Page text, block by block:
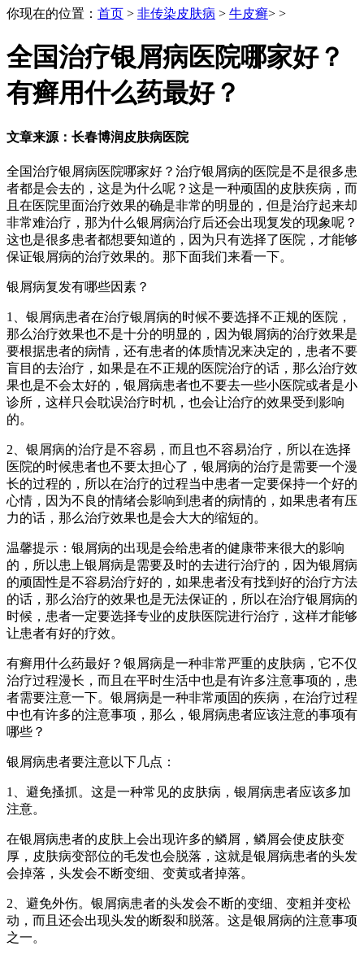
你现在的位置： 首页 > 非传染皮肤病 > 牛皮癣> >
全国治疗银屑病医院哪家好？
有癣用什么药最好？
文章来源：长春博润皮肤病医院
全国治疗银屑病医院哪家好？治疗银屑病的医院是不是很多患
者都是会去的，这是为什么呢？这是一种顽固的皮肤疾病，而
且在医院里面治疗效果的确是非常的明显的，但是治疗起来却
非常难治疗，那为什么银屑病治疗后还会出现复发的现象呢？
这也是很多患者都想要知道的，因为只有选择了医院，才能够
保证银屑病的治疗效果的。那下面我们来看一下。
银屑病复发有哪些因素？
1、银屑病患者在治疗银屑病的时候不要选择不正规的医院，
那么治疗效果也不是十分的明显的，因为银屑病的治疗效果是
要根据患者的病情，还有患者的体质情况来决定的，患者不要
盲目的去治疗，如果是在不正规的医院治疗的话，那么治疗效
果也是不会太好的，银屑病患者也不要去一些小医院或者是小
诊所，这样只会耽误治疗时机，也会让治疗的效果受到影响
的。
2、银屑病的治疗是不容易，而且也不容易治疗，所以在选择
医院的时候患者也不要太担心了，银屑病的治疗是需要一个漫
长的过程的，所以在治疗的过程当中患者一定要保持一个好的
心情，因为不良的情绪会影响到患者的病情的，如果患者有压
力的话，那么治疗效果也是会大大的缩短的。
温馨提示：银屑病的出现是会给患者的健康带来很大的影响
的，所以患上银屑病是需要及时的去进行治疗的，因为银屑病
的顽固性是不容易治疗好的，如果患者没有找到好的治疗方法
的话，那么治疗的效果也是无法保证的，所以在治疗银屑病的
时候，患者一定要选择专业的皮肤医院进行治疗，这样才能够
让患者有好的疗效。
有癣用什么药最好？银屑病是一种非常严重的皮肤病，它不仅
治疗过程漫长，而且在平时生活中也是有许多注意事项的，患
者需要注意一下。银屑病是一种非常顽固的疾病，在治疗过程
中也有许多的注意事项，那么，银屑病患者应该注意的事项有
哪些？
银屑病患者要注意以下几点：
1、避免搔抓。这是一种常见的皮肤病，银屑病患者应该多加
注意。
在银屑病患者的皮肤上会出现许多的鳞屑，鳞屑会使皮肤变
厚，皮肤病变部位的毛发也会脱落，这就是银屑病患者的头发
会掉落，头发会不断变细、变黄或者掉落。
2、避免外伤。银屑病患者的头发会不断的变细、变粗并变松
动，而且还会出现头发的断裂和脱落。这是银屑病的注意事项
之一。